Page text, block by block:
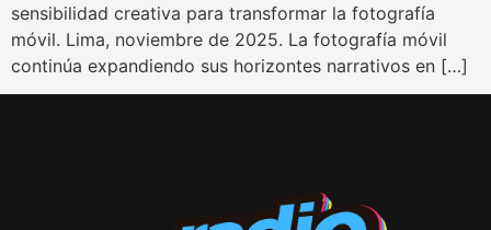
sensibilidad creativa para transformar la fotografía
móvil. Lima, noviembre de 2025. La fotografía móvil
continúa expandiendo sus horizontes narrativos en […]